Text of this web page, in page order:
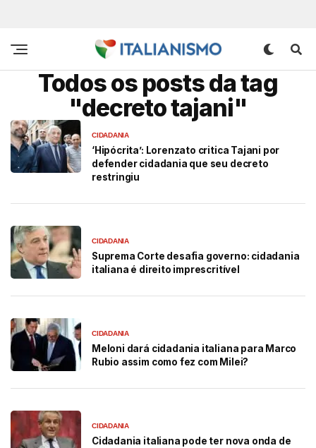
Todos os posts da tag
"decreto tajani"
CIDADANIA
‘Hipócrita’: Lorenzato critica Tajani por
defender cidadania que seu decreto
restringiu
CIDADANIA
Suprema Corte desafia governo: cidadania
italiana é direito imprescritível
CIDADANIA
Meloni dará cidadania italiana para Marco
Rubio assim como fez com Milei?
CIDADANIA
Cidadania italiana pode ter nova onda de